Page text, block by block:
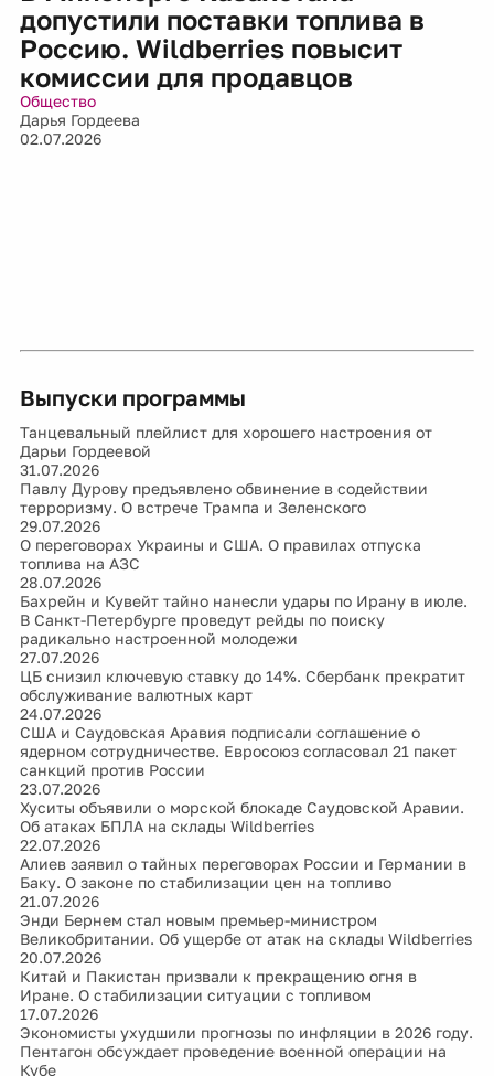
допустили поставки топлива в
Россию. Wildberries повысит
комиссии для продавцов
Общество
Дарья Гордеева
02.07.2026
Выпуски программы
Танцевальный плейлист для хорошего настроения от
Дарьи Гордеевой
31.07.2026
Павлу Дурову предъявлено обвинение в содействии
терроризму. О встрече Трампа и Зеленского
29.07.2026
О переговорах Украины и США. О правилах отпуска
топлива на АЗС
28.07.2026
Бахрейн и Кувейт тайно нанесли удары по Ирану в июле.
В Санкт-Петербурге проведут рейды по поиску
радикально настроенной молодежи
27.07.2026
ЦБ снизил ключевую ставку до 14%. Сбербанк прекратит
обслуживание валютных карт
24.07.2026
США и Саудовская Аравия подписали соглашение о
ядерном сотрудничестве. Евросоюз согласовал 21 пакет
санкций против России
23.07.2026
Хуситы объявили о морской блокаде Саудовской Аравии.
Об атаках БПЛА на склады Wildberries
22.07.2026
Алиев заявил о тайных переговорах России и Германии в
Баку. О законе по стабилизации цен на топливо
21.07.2026
Энди Бернем стал новым премьер-министром
Великобритании. Об ущербе от атак на склады Wildberries
20.07.2026
Китай и Пакистан призвали к прекращению огня в
Иране. О стабилизации ситуации с топливом
17.07.2026
Экономисты ухудшили прогнозы по инфляции в 2026 году.
Пентагон обсуждает проведение военной операции на
Кубе